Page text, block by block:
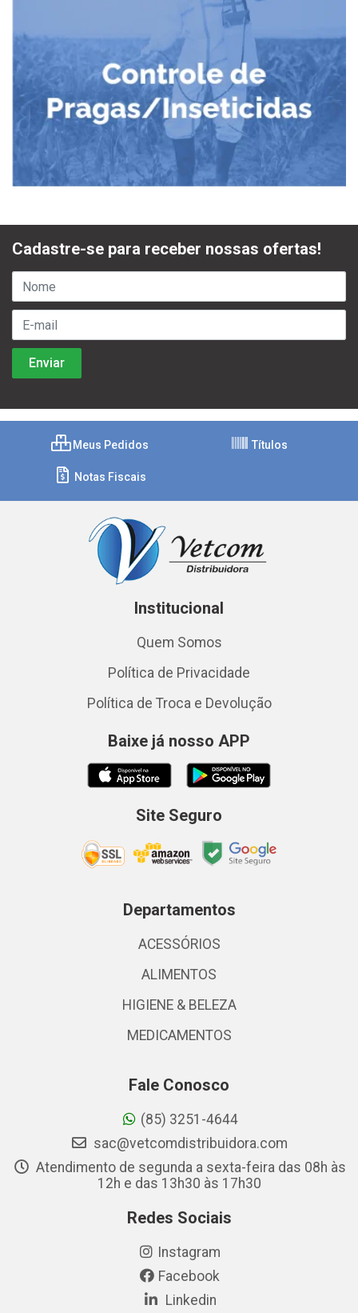
Cadastre-se para receber nossas ofertas!
Meus Pedidos Títulos
Notas Fiscais
Institucional
Quem Somos
Política de Privacidade
Política de Troca e Devolução
Baixe já nosso APP
Site Seguro
Departamentos
ACESSÓRIOS
ALIMENTOS
HIGIENE & BELEZA
MEDICAMENTOS
Fale Conosco
(85) 3251-4644
sac@vetcomdistribuidora.com
Atendimento de segunda a sexta-feira das 08h às
12h e das 13h30 às 17h30
Redes Sociais
Instagram
Facebook
Linkedin